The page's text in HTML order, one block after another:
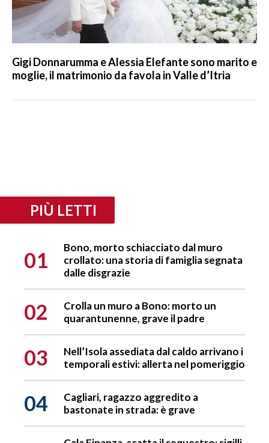
Gigi Donnarumma e Alessia Elefante sono marito e
moglie, il matrimonio da favola in Valle d’Itria
PIÙ LETTI
01
Bono, morto schiacciato dal muro
crollato: una storia di famiglia segnata
dalle disgrazie
02
Crolla un muro a Bono: morto un
quarantunenne, grave il padre
03
Nell’Isola assediata dal caldo arrivano i
temporali estivi: allerta nel pomeriggio
04
Cagliari, ragazzo aggredito a
bastonate in strada: è grave